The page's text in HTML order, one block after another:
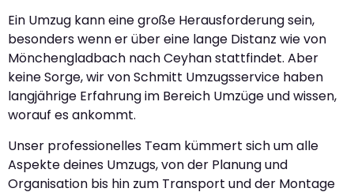
Ein Umzug kann eine große Herausforderung sein,
besonders wenn er über eine lange Distanz wie von
Mönchengladbach nach Ceyhan stattfindet. Aber
keine Sorge, wir von Schmitt Umzugsservice haben
langjährige Erfahrung im Bereich Umzüge und wissen,
worauf es ankommt.
Unser professionelles Team kümmert sich um alle
Aspekte deines Umzugs, von der Planung und
Organisation bis hin zum Transport und der Montage